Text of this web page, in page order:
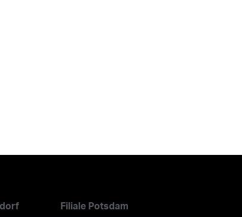
Filiale Potsdam